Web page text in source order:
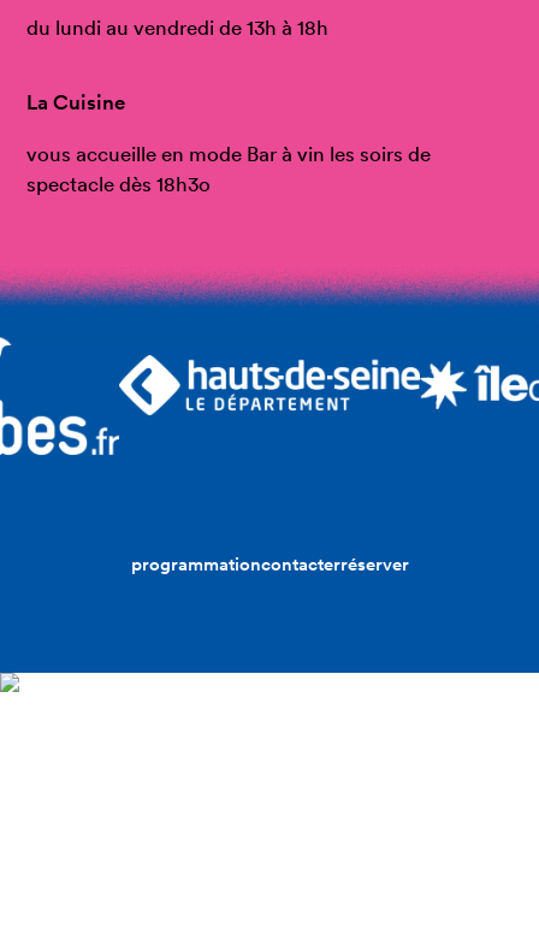
du lundi au vendredi de 13h à 18h
La Cuisine
vous accueille en mode Bar à vin les soirs de
spectacle dès 18h3o
programmationcontacterréserver